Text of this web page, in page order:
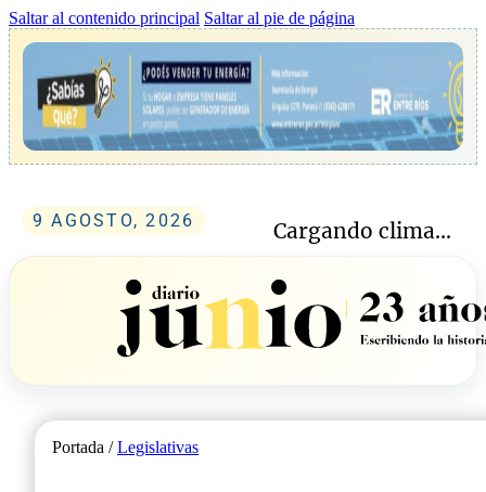
Saltar al contenido principal Saltar al pie de página
9 AGOSTO, 2026 Cargando clima...
Portada /Legislativas